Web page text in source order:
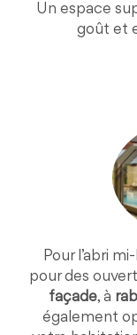
Un espace
goût et
Pour l’abri
pour des
façade, à
également